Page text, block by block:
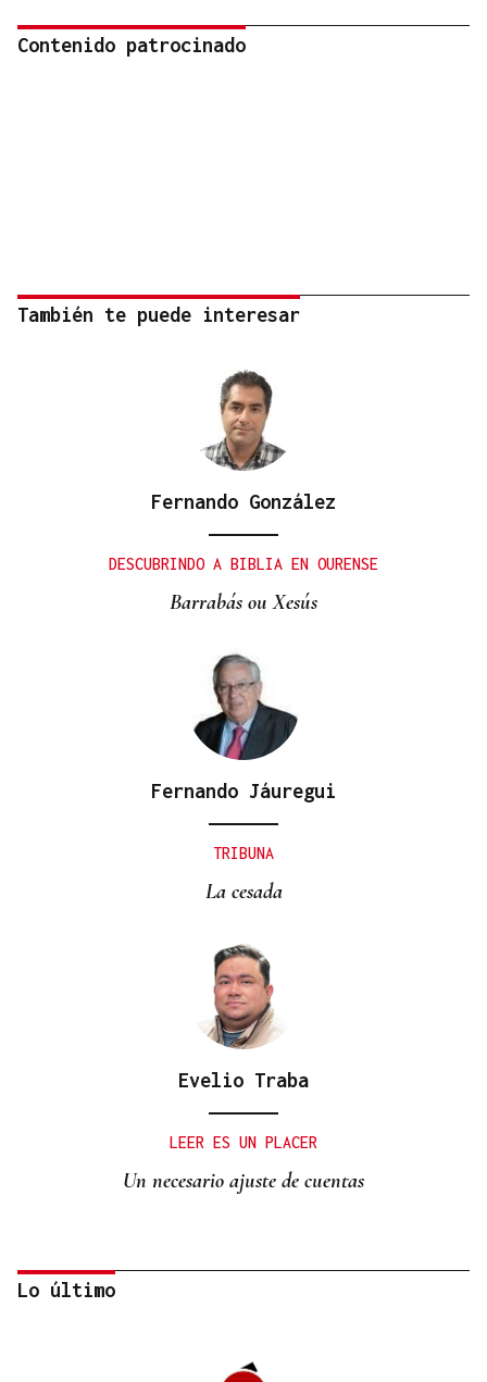
Contenido patrocinado
También te puede interesar
Fernando González
DESCUBRINDO A BIBLIA EN OURENSE
Barrabás ou Xesús
Fernando Jáuregui
TRIBUNA
La cesada
Evelio Traba
LEER ES UN PLACER
Un necesario ajuste de cuentas
Manuel Baltar
Lo último